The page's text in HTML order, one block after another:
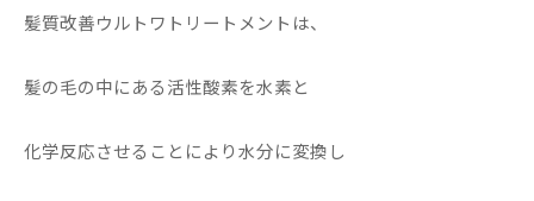
髪質改善ウルトワトリートメントは、
髪の毛の中にある活性酸素を水素と
化学反応させることにより水分に変換し